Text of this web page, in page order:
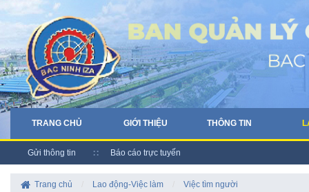
TRANG CHỦ GIỚI THIỆU THÔNG TIN
Gửi thông tin Báo cáo trực tuyến
Trang chủ Lao động-Việc làm Việc tìm người